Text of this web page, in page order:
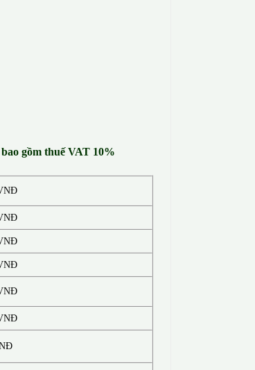
gồm thuế VAT 10%